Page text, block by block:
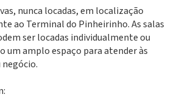
nunca locadas, em localização
ao Terminal do Pinheirinho. As salas
ser locadas individualmente ou
um amplo espaço para atender às
negócio.